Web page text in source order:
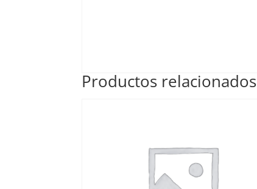
Productos relacionados